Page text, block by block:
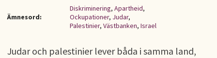
Ämnesord:
Diskriminering, Apartheid,
Ockupationer, Judar,
Palestinier, Västbanken, Israel
Judar och palestinier lever båda i samma land,